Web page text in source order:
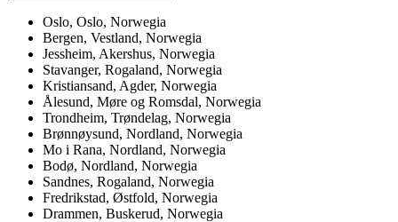
Oslo, Oslo, Norwegia
Bergen, Vestland, Norwegia
Jessheim, Akershus, Norwegia
Stavanger, Rogaland, Norwegia
Kristiansand, Agder, Norwegia
Ålesund, Møre og Romsdal, Norwegia
Trondheim, Trøndelag, Norwegia
Brønnøysund, Nordland, Norwegia
Mo i Rana, Nordland, Norwegia
Bodø, Nordland, Norwegia
Sandnes, Rogaland, Norwegia
Fredrikstad, Østfold, Norwegia
Drammen, Buskerud, Norwegia